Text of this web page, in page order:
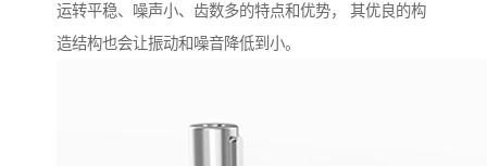
运转平稳、噪声小、齿数多的特点和优势， 其优良的构
造结构也会让振动和噪音降低到小。